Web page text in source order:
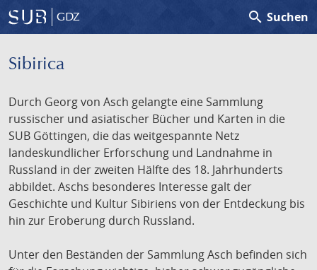
GDZ search Suchen
Sibirica
Durch Georg von Asch gelangte eine Sammlung
russischer und asiatischer Bücher und Karten in die
SUB Göttingen, die das weitgespannte Netz
landeskundlicher Erforschung und Landnahme in
Russland in der zweiten Hälfte des 18. Jahrhunderts
abbildet. Aschs besonderes Interesse galt der
Geschichte und Kultur Sibiriens von der Entdeckung bis
hin zur Eroberung durch Russland.
Unter den Beständen der Sammlung Asch befinden sich